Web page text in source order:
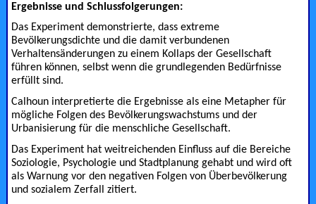
Ergebnisse und Schlussfolgerungen:
Das Experiment demonstrierte, dass extreme
Bevölkerungsdichte und die damit verbundenen
Verhaltensänderungen zu einem Kollaps der Gesellschaft
führen können, selbst wenn die grundlegenden Bedürfnisse
erfüllt sind.
Calhoun interpretierte die Ergebnisse als eine Metapher für
mögliche Folgen des Bevölkerungswachstums und der
Urbanisierung für die menschliche Gesellschaft.
Das Experiment hat weitreichenden Einfluss auf die Bereiche
Soziologie, Psychologie und Stadtplanung gehabt und wird oft
als Warnung vor den negativen Folgen von Überbevölkerung
und sozialem Zerfall zitiert.